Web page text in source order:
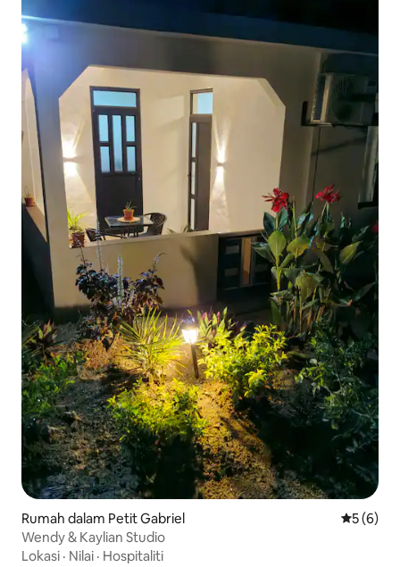
Rumah dalam Petit Gabriel
5 (6)
Wendy & Kaylian Studio
Lokasi · Nilai · Hospitaliti